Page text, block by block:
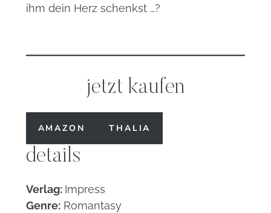
ihm dein Herz schenkst …?
jetzt kaufen
AMAZON THALIA
details
Verlag: Impress
Genre:Romantasy